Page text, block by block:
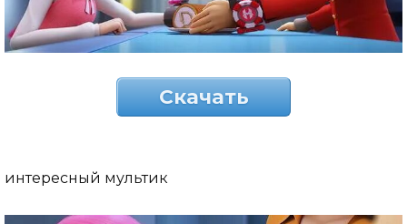
Скачать
интересный мультик